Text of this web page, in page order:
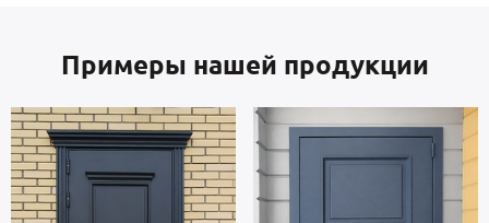
представленных на сайте или из образцов у
мастера по замерам.
В основе двери — сталь отечественного производства,
толщиной 2 мм. Внутренняя сторона: МДФ. Дверь
укомплектована взломостойкими замками.
Примеры нашей продукции